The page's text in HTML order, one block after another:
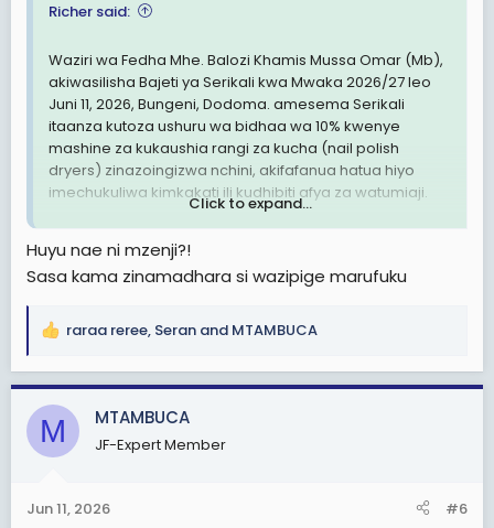
Richer said:
Waziri wa Fedha Mhe. Balozi Khamis Mussa Omar (Mb),
akiwasilisha Bajeti ya Serikali kwa Mwaka 2026/27 leo
Juni 11, 2026, Bungeni, Dodoma. amesema Serikali
itaanza kutoza ushuru wa bidhaa wa 10% kwenye
mashine za kukaushia rangi za kucha (nail polish
dryers) zinazoingizwa nchini, akifafanua hatua hiyo
imechukuliwa kimkakati ili kudhibiti afya za watumiaji.
kiafya zinazoweza kutokea kutokana na matumizi ya
vifaa hivi, ikiwemo matatizo ya ugonjwa wa saratani,"
bidhaa kutoka 10% hadi 15% kwenye bidhaa nyingine
zote za urembo zinazoingizwa kutoka nje ya nchi
(cosmetics).
View attachment 3605721
Click to expand...
Huyu nae ni mzenji?!
Sasa kama zinamadhara si wazipige marufuku
R
a
c
t
s
raraa reree, Seran and MTAMBUCA
M MTAMBUCA
JF-Expert Member
Jun 11, 2026 #6